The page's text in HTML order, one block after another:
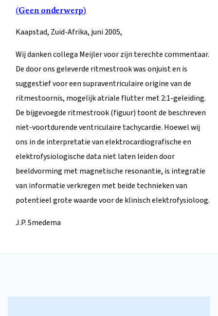
(Geen onderwerp)
Kaapstad, Zuid-Afrika, juni 2005,
Wij danken collega Meijler voor zijn terechte commentaar.
De door ons geleverde ritmestrook was onjuist en is
suggestief voor een supraventriculaire origine van de
ritmestoornis, mogelijk atriale flutter met 2:1-geleiding.
De bijgevoegde ritmestrook (figuur) toont de beschreven
niet-voortdurende ventriculaire tachycardie. Hoewel wij
ons in de interpretatie van elektrocardiografische en
elektrofysiologische data niet laten leiden door
beeldvorming met magnetische resonantie, is integratie
van informatie verkregen met beide technieken van
potentieel grote waarde voor de klinisch elektrofysioloog.
J.P. Smedema